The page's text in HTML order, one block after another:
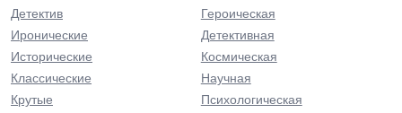
Детектив
Иронические
Исторические
Классические
Крутые
Героическая
Детективная
Космическая
Научная
Психологическая